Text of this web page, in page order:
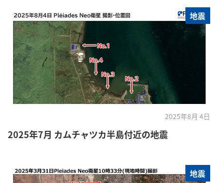
地震
2025年8月 4日
2025年7月 カムチャツカ半島付近の地震
地震